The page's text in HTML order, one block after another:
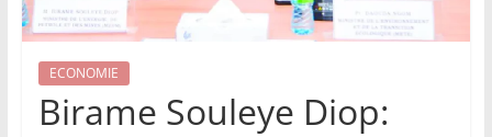
ECONOMIE
Birame Souleye Diop: